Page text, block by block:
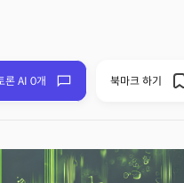
론 AI 0개 북마크 하기